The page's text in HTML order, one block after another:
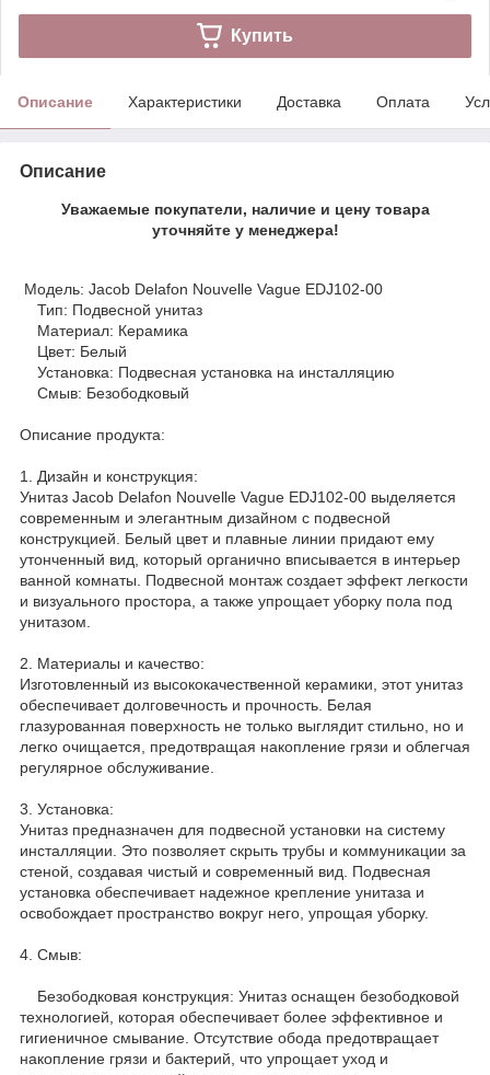
Купить
Описание Характеристики Доставка Оплата
Описание
Уважаемые покупатели, наличие и цену товара
уточняйте у менеджера!
Модель: Jacob Delafon Nouvelle Vague EDJ102-00
Тип: Подвесной унитаз
Материал: Керамика
Цвет: Белый
Установка: Подвесная установка на инсталляцию
Смыв: Безободковый
Описание продукта:
1. Дизайн и конструкция:
Унитаз Jacob Delafon Nouvelle Vague EDJ102-00 выделяется
современным и элегантным дизайном с подвесной
конструкцией. Белый цвет и плавные линии придают ему
утонченный вид, который органично вписывается в интерьер
ванной комнаты. Подвесной монтаж создает эффект легкости
и визуального простора, а также упрощает уборку пола под
унитазом.
2. Материалы и качество:
Изготовленный из высококачественной керамики, этот унитаз
обеспечивает долговечность и прочность. Белая
глазурованная поверхность не только выглядит стильно, но и
легко очищается, предотвращая накопление грязи и облегчая
регулярное обслуживание.
3. Установка:
Унитаз предназначен для подвесной установки на систему
инсталляции. Это позволяет скрыть трубы и коммуникации за
стеной, создавая чистый и современный вид. Подвесная
установка обеспечивает надежное крепление унитаза и
освобождает пространство вокруг него, упрощая уборку.
4. Смыв:
Безободковая конструкция: Унитаз оснащен безободковой
технологией, которая обеспечивает более эффективное и
гигиеничное смывание. Отсутствие обода предотвращает
накопление грязи и бактерий, что упрощает уход и